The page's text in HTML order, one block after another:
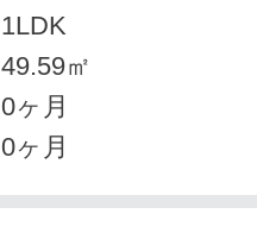
1LDK
49.59㎡
0ヶ月
0ヶ月